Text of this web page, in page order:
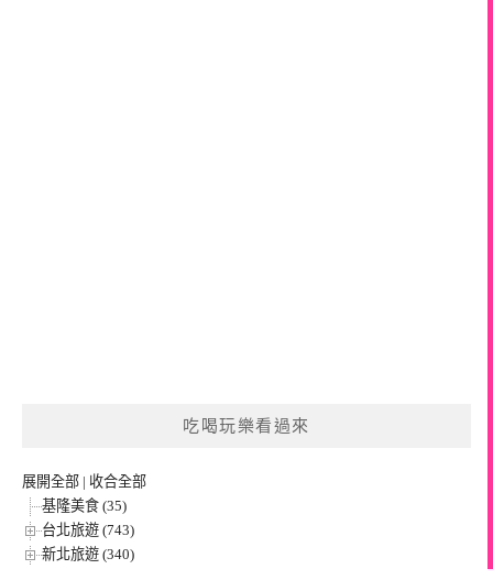
吃喝玩樂看過來
展開全部 | 收合全部
基隆美食 (35)
台北旅遊 (743)
新北旅遊 (340)